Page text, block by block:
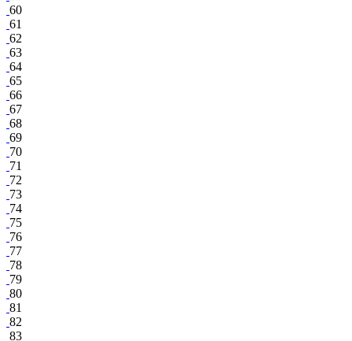
60
61
62
63
64
65
66
67
68
69
70
71
72
73
74
75
76
77
78
79
80
81
82
83